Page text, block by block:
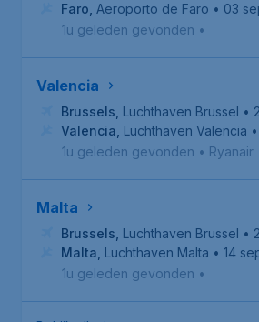
Faro Aeroporto de Faro • 03
1u geleden gevonden •
Valencia
Brussels Luchthaven Brussel •
Valencia Luchthaven Valencia
1u geleden gevonden • Ryanair
Malta
Brussels Luchthaven Brussel •
Malta Luchthaven Malta • 14
1u geleden gevonden •